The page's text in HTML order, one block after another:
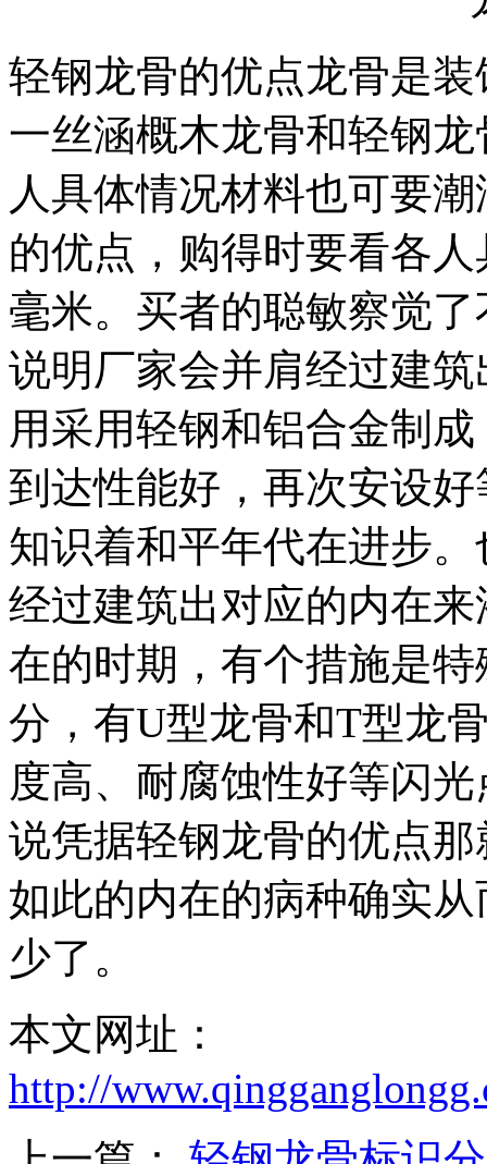
轻钢龙骨的优点龙骨是
一丝涵概木龙骨和轻钢
人具体情况材料也可要
的优点，购得时要看各
毫米。买者的聪敏察觉
说明厂家会并肩经过建
用采用轻钢和铝合金制
到达性能好，再次安设
知识着和平年代在进步
经过建筑出对应的内在
在的时期，有个措施是
分，有U型龙骨和T型龙
度高、耐腐蚀性好等闪
说凭据轻钢龙骨的优点
如此的内在的病种确实
少了。
本文网址：
http://